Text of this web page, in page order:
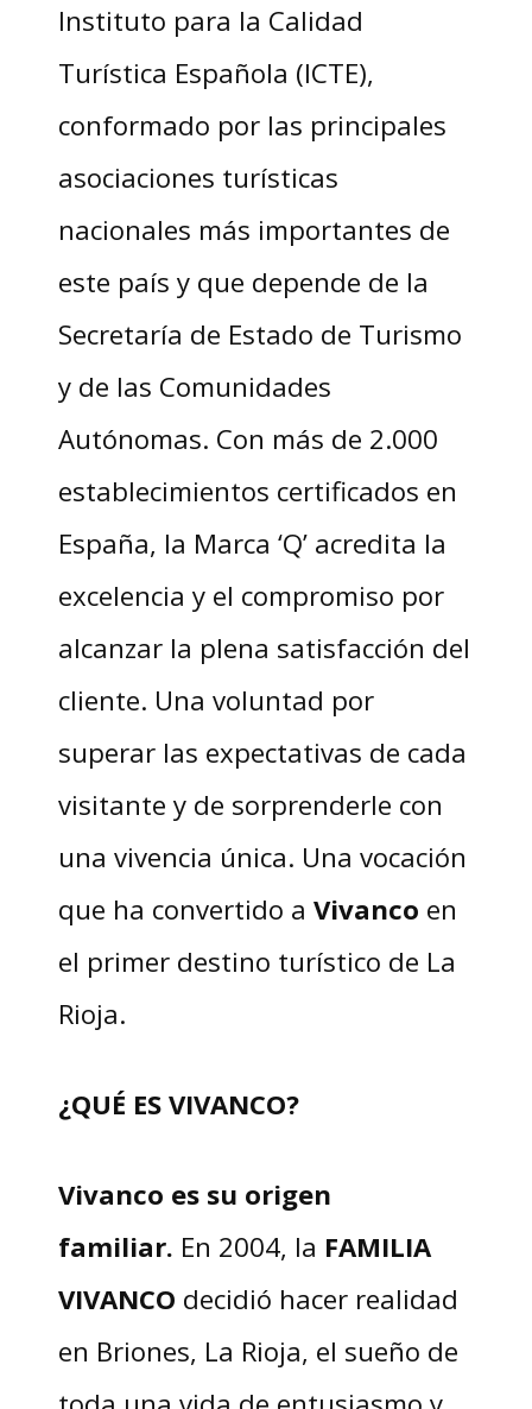
Instituto para la Calidad
Turística Española (ICTE),
conformado por las principales
asociaciones turísticas
nacionales más importantes de
este país y que depende de la
Secretaría de Estado de Turismo
y de las Comunidades
Autónomas. Con más de 2.000
establecimientos certificados en
España, la Marca ‘Q’ acredita la
excelencia y el compromiso por
alcanzar la plena satisfacción del
cliente. Una voluntad por
superar las expectativas de cada
visitante y de sorprenderle con
una vivencia única. Una vocación
que ha convertido a Vivanco en
el primer destino turístico de La
Rioja.
¿QUÉ ES VIVANCO?
Vivanco es su origen
familiar. En 2004, la FAMILIA
VIVANCO decidió hacer realidad
en Briones, La Rioja, el sueño de